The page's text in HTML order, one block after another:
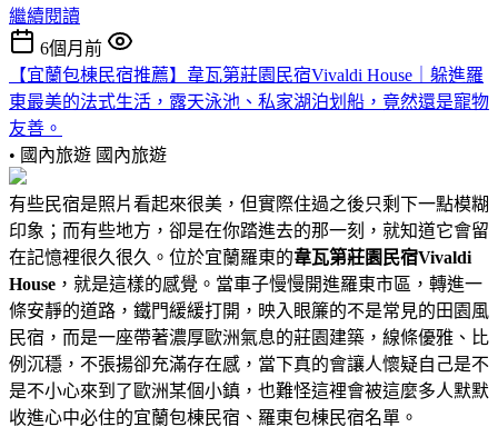
繼續閱讀
6個月前
【宜蘭包棟民宿推薦】韋瓦第莊園民宿Vivaldi House｜躲進羅
東最美的法式生活，露天泳池、私家湖泊划船，竟然還是寵物
友善。
• 國內旅遊 國內旅遊
有些民宿是照片看起來很美，但實際住過之後只剩下一點模糊
印象；而有些地方，卻是在你踏進去的那一刻，就知道它會留
在記憶裡很久很久。位於宜蘭羅東的韋瓦第莊園民宿Vivaldi
House ，就是這樣的感覺。當車子慢慢開進羅東市區，轉進一
條安靜的道路，鐵門緩緩打開，映入眼簾的不是常見的田園風
民宿，而是一座帶著濃厚歐洲氣息的莊園建築，線條優雅、比
例沉穩，不張揚卻充滿存在感，當下真的會讓人懷疑自己是不
是不小心來到了歐洲某個小鎮，也難怪這裡會被這麼多人默默
收進心中必住的宜蘭包棟民宿、羅東包棟民宿名單。